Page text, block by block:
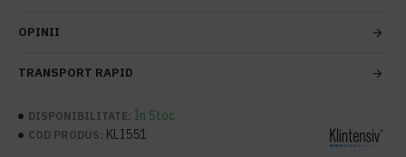
OPINII
TRANSPORT RAPID
DISPONIBILITATE: În Stoc
COD PRODUS: KLI551